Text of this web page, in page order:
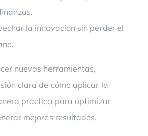
la innovación sin perder el
nuevas herramientas,
clara de cómo aplicar la
práctica para optimizar
mejores resultados.